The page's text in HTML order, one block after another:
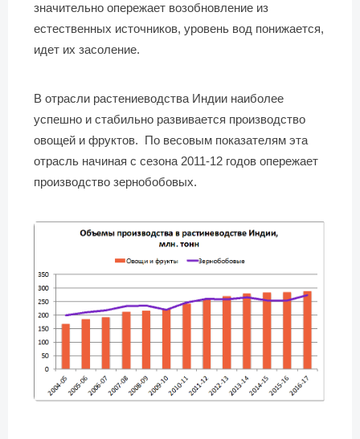
значительно опережает возобновление из
естественных источников, уровень вод понижается,
идет их засоление.
В отрасли растениеводства Индии наиболее
успешно и стабильно развивается производство
овощей и фруктов. По весовым показателям эта
отрасль начиная с сезона 2011-12 годов опережает
производство зернобобовых.